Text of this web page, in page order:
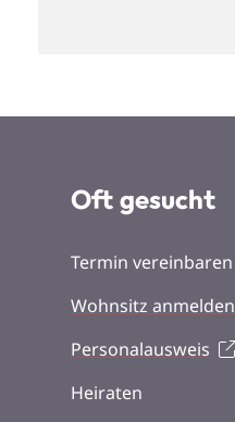
Oft gesucht
Termin vereinbaren
Wohnsitz anmelden
Personalausweis
Heiraten